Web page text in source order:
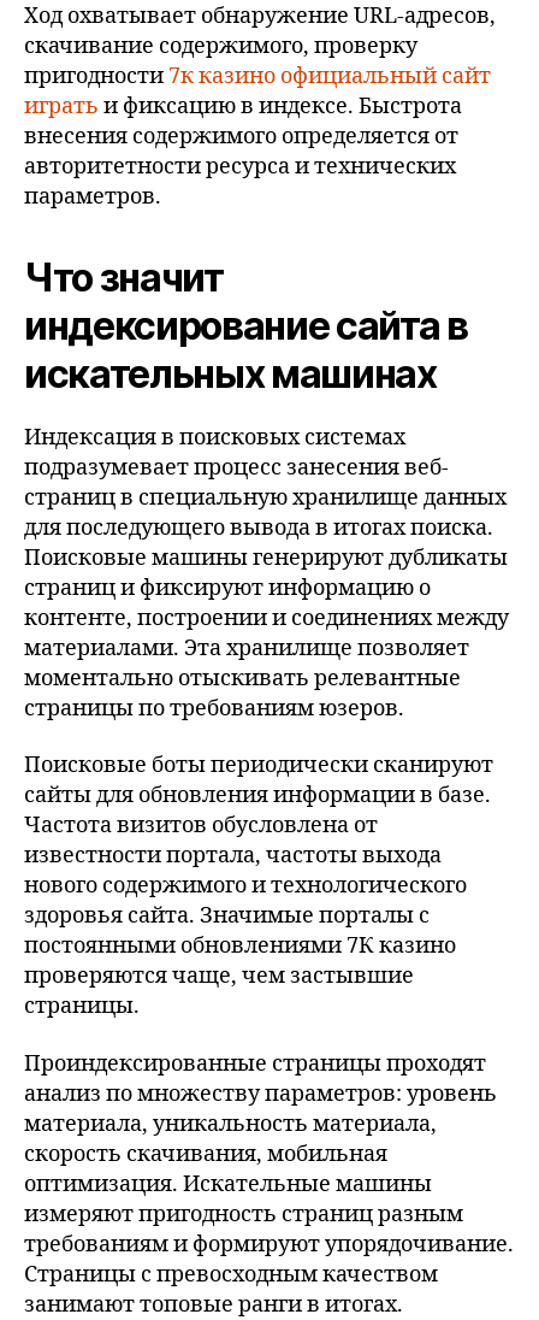
Ход охватывает обнаружение URL-адресов,
скачивание содержимого, проверку
пригодности 7к казино официальный сайт
играть и фиксацию в индексе. Быстрота
внесения содержимого определяется от
авторитетности ресурса и технических
параметров.
Что значит
индексирование сайта в
искательных машинах
Индексация в поисковых системах
подразумевает процесс занесения веб-
страниц в специальную хранилище данных
для последующего вывода в итогах поиска.
Поисковые машины генерируют дубликаты
страниц и фиксируют информацию о
контенте, построении и соединениях между
материалами. Эта хранилище позволяет
моментально отыскивать релевантные
страницы по требованиям юзеров.
Поисковые боты периодически сканируют
сайты для обновления информации в базе.
Частота визитов обусловлена от
известности портала, частоты выхода
нового содержимого и технологического
здоровья сайта. Значимые порталы с
постоянными обновлениями 7К казино
проверяются чаще, чем застывшие
страницы.
Проиндексированные страницы проходят
анализ по множеству параметров: уровень
материала, уникальность материала,
скорость скачивания, мобильная
оптимизация. Искательные машины
измеряют пригодность страниц разным
требованиям и формируют упорядочивание.
Страницы с превосходным качеством
занимают топовые ранги в итогах.